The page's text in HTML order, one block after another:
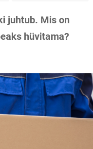
juhtub. Mis on
hüvitama?